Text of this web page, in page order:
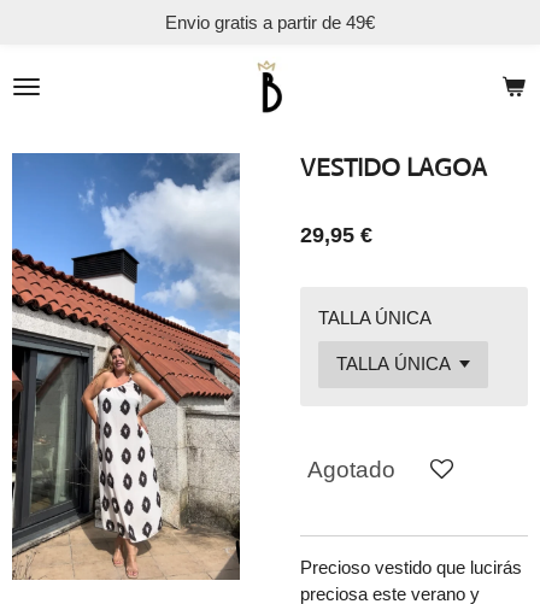
contenido
Envio gratis a partir de 49€
VESTIDO LAGOA
29,95 €
TALLA ÚNICA
Agotado
Precioso vestido que lucirás
preciosa este verano y